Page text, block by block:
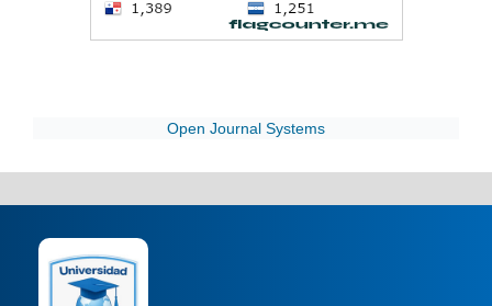
Open Journal Systems